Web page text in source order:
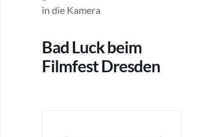
Bad Luck beim
Filmfest Dresden